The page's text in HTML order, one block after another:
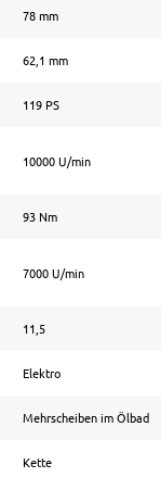
78 mm
62,1 mm
119 PS
10000 U/min
93 Nm
7000 U/min
11,5
Elektro
Mehrscheiben im Ölbad
Kette